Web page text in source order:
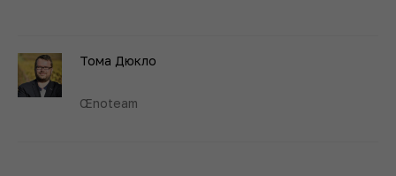
Тома Дюкло
Œnoteam